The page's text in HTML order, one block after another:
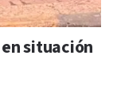
situación